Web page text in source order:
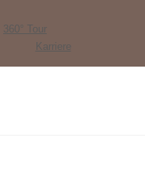
360° Tour
Karriere